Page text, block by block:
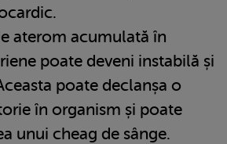
aterom acumulată în
poate deveni instabilă și
poate declanșa o
în organism și poate
unui cheag de sânge.